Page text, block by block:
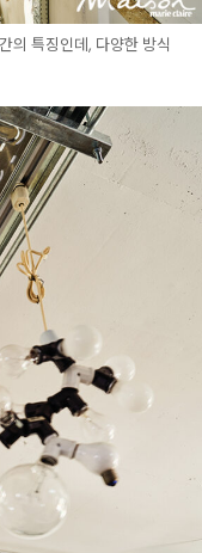
의 특징인데, 다양한 방식